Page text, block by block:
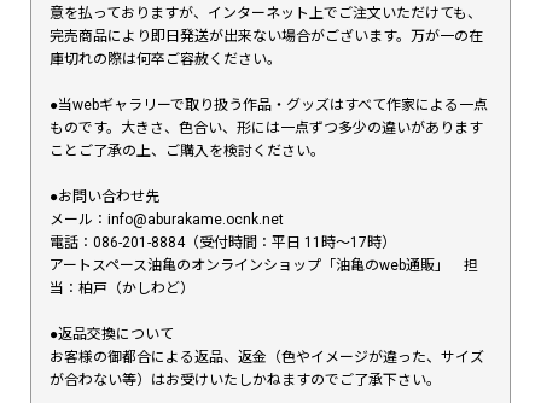
意を払っておりますが、インターネット上でご注文いただけても、
完売商品により即日発送が出来ない場合がございます。万が一の在
庫切れの際は何卒ご容赦ください。
●当webギャラリーで取り扱う作品・グッズはすべて作家による一点
ものです。大きさ、色合い、形には一点ずつ多少の違いがあります
ことご了承の上、ご購入を検討ください。
●お問い合わせ先
メール：info@aburakame.ocnk.net
電話：086-201-8884（受付時間：平日 11時〜17時）
アートスペース油亀のオンラインショップ「油亀のweb通販」 担
当：柏戸（かしわど）
●返品交換について
お客様の御都合による返品、返金（色やイメージが違った、サイズ
が合わない等）はお受けいたしかねますのでご了承下さい。